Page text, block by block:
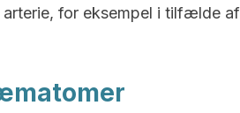
for eksempel i tilfælde af